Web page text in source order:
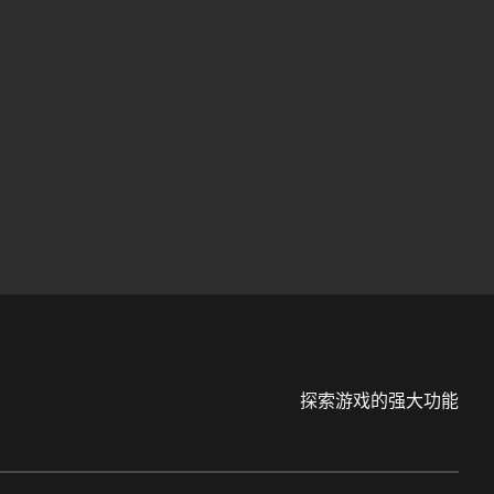
探索游戏的强大功能